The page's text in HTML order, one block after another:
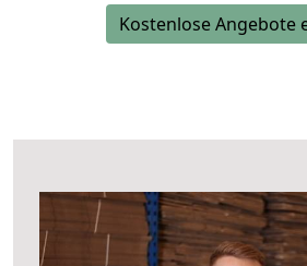
Kostenlose Angebote